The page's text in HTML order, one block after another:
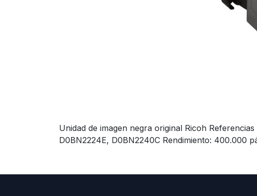
Unidad de imagen negra original Ricoh
D0BN2224E, D0BN2240C Rendimiento: 400.000